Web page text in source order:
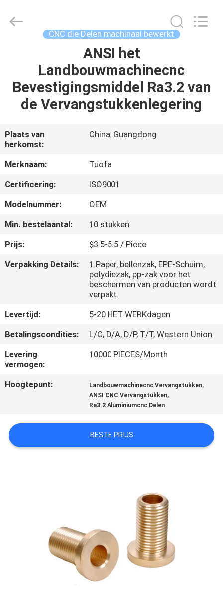
PRODUCTEN
ONS
FABRIEKSTOCHT
KWALITEITSCONTROLE
NEEM
CONTACT
MET
NIEUWS
VRAAG
EEN
SITEMAP
Technology
CNC die Delen machinaal bewerkt
ANSI het
Landbouwmachinecnc
Bevestigingsmiddel Ra3.2 van
de Vervangstukkenlegering
Plaats van
herkomst:
China, Guangdong
Merknaam:
Tuofa
Certificering:
ISO9001
Modelnummer:
OEM
Min. bestelaantal:
10 stukken
Prijs:
$3.5-5.5 / Piece
Verpakking Details:
1.Paper, bellenzak, EPE-Schuim,
polydiezak, pp-zak voor het
beschermen van producten wordt
verpakt.
Levertijd:
5-20 HET WERKdagen
Betalingscondities:
L/C, D/A, D/P, T/T, Western Union
Levering
vermogen:
10000 PIECES/Month
Hoogtepunt: Landbouwmachinecnc Vervangstukken,
ANSI CNC Vervangstukken,
Ra3.2 Aluminiumcnc Delen
BESTE PRIJS